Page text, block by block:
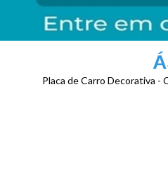
Placa de Carro Decorativa